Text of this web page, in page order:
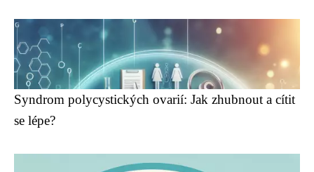
Syndrom polycystických ovarií: Jak zhubnout a cítit
se lépe?